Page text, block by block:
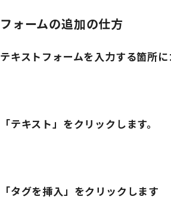
フォームの追加の仕方
テキストフォームを入力する箇所
「テキスト」をクリックします。
「タグを挿入」をクリックします